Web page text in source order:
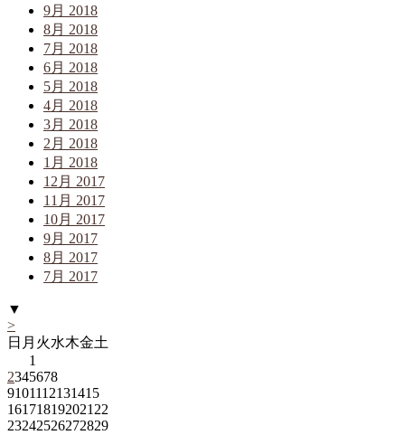
9月 2018
8月 2018
7月 2018
6月 2018
5月 2018
4月 2018
3月 2018
2月 2018
1月 2018
12月 2017
11月 2017
10月 2017
9月 2017
8月 2017
7月 2017
▼
>
日 月 火水木金土
1
2345678
9101112131415
161718192021 22
23242526272829